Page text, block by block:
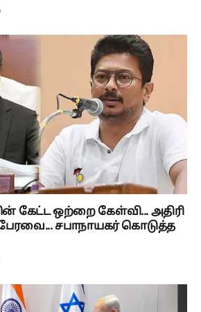
கேட்ட ஒற்றை கேள்வி... அதிரி
சபாநாயகர் கொடுத்த